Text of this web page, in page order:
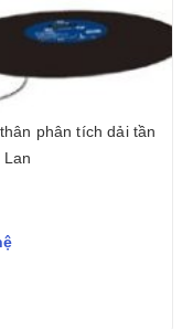
phân tích dải tần
Lan